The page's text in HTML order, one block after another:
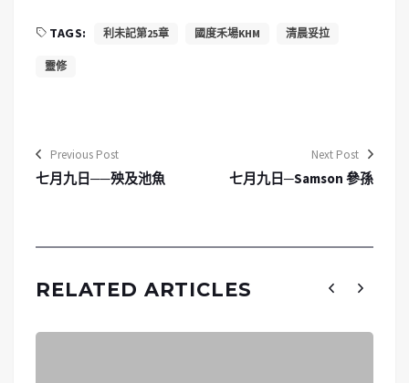
TAGS: 利未記第25章 國度禾場KHM 清晨妥拉
靈修
Previous Post
七月九日──殃及池魚
Next Post
七月九日─Samson 參孫
RELATED ARTICLES